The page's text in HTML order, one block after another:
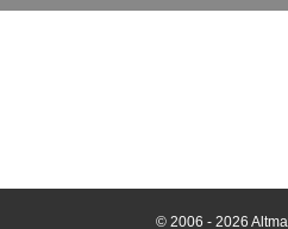
© 2006 - 2026